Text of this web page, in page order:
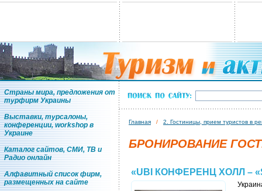
Страны мира, предложения от
турфирм Украины
Выставки, турсалоны,
конференции, workshop в
Украине
Каталог сайтов, СМИ, ТВ и
Радио онлайн
Алфавитный список фирм,
размещенных на сайте
Главная / 2. Гостиницы, прием туристов в
БРОНИРОВАНИЕ
«UBI КОНФЕРЕНЦ ХОЛЛ –